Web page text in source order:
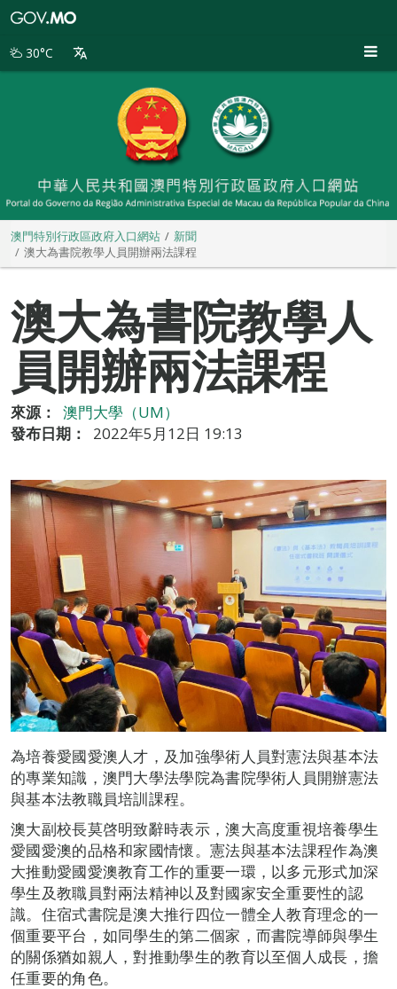
別
30°C
澳門特別行政區政府入口網站
新聞
澳大為書院教學人員開辦兩法課程
澳大為書院教學人
員開辦兩法課程
來源：
澳門大學（UM）
發布日期：
2022年5月12日 19:13
為培養愛國愛澳人才，及加強學術人員對憲法與基本法
的專業知識，澳門大學法學院為書院學術人員開辦憲法
與基本法教職員培訓課程。
澳大副校長莫啓明致辭時表示，澳大高度重視培養學生
愛國愛澳的品格和家國情懷。憲法與基本法課程作為澳
大推動愛國愛澳教育工作的重要一環，以多元形式加深
學生及教職員對兩法精神以及對國家安全重要性的認
識。住宿式書院是澳大推行四位一體全人教育理念的一
個重要平台，如同學生的第二個家，而書院導師與學生
的關係猶如親人，對推動學生的教育以至個人成長，擔
任重要的角色。